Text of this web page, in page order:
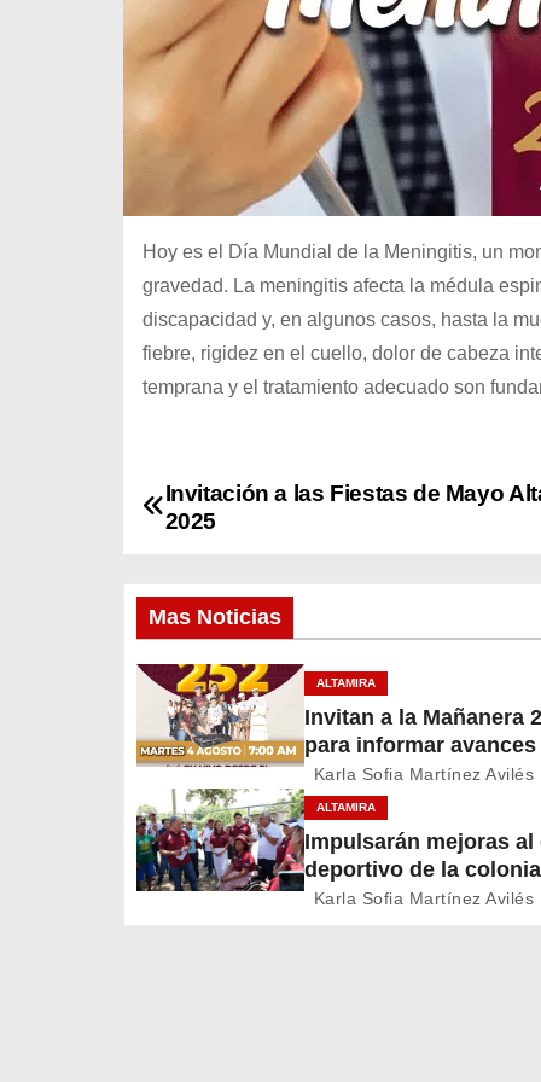
Hoy es el Día Mundial de la Meningitis, un
gravedad. La meningitis afecta la médula
discapacidad y, en algunos casos, hasta la
fiebre, rigidez en el cuello, dolor de cabeza
temprana y el tratamiento adecuado son
N
v
e
a
c
i
Invitación a las Fiestas de Mayo
2025
Mas Noticias
ALTAMIRA
Invitan a la Mañanera
para informar avances
proyectos de Altamira
Karla Sofia Martínez Avilés
ALTAMIRA
Impulsarán mejoras al
deportivo de la
A. Martínez
Karla Sofia Martínez Avilés